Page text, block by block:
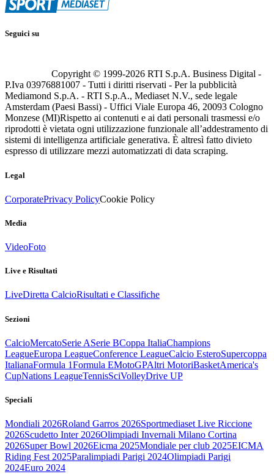
Seguici su
Copyright © 1999-2026 RTI S.p.A. Business Digital -
P.Iva 03976881007 - Tutti i diritti riservati - Per la pubblicità
Mediamond S.p.A. - RTI S.p.A., Mediaset N.V., sede legale
Amsterdam (Paesi Bassi) - Uffici Viale Europa 46, 20093 Cologno
Monzese (MI)Rispetto ai contenuti e ai dati personali trasmessi e/o
riprodotti è vietata ogni utilizzazione funzionale all’addestramento di
sistemi di intelligenza artificiale generativa. È altresì fatto divieto
espresso di utilizzare mezzi automatizzati di data scraping.
Legal
CorporatePrivacy PolicyCookie Policy
Media
VideoFoto
Live e Risultati
LiveDiretta CalcioRisultati e Classifiche
Sezioni
CalcioMercatoSerie ASerie BCoppa ItaliaChampions
LeagueEuropa LeagueConference LeagueCalcio EsteroSupercoppa
ItalianaFormula 1Formula EMotoGPAltri MotoriBasketAmerica's
CupNations LeagueTennisSciVolleyDrive UP
Speciali
Mondiali 2026Roland Garros 2026Sportmediaset Live Riccione
2026Scudetto Inter 2026Olimpiadi Invernali Milano Cortina
2026Super Bowl 2026Eicma 2025Mondiale per club 2025EICMA
Riding Fest 2025Paralimpiadi Parigi 2024Olimpiadi Parigi
2024Euro 2024